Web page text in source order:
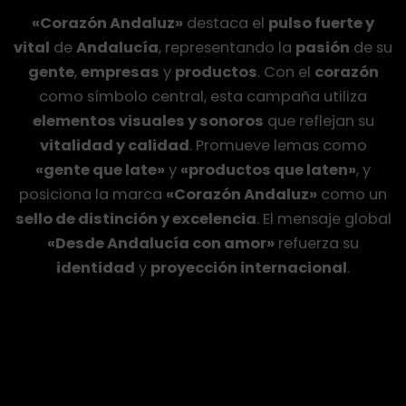
Video
corporativo
Corazón
Andaluz
«Corazón Andaluz» destaca el pulso fuerte y
vital deAndalucía, representando la pasión de su
gente,empresas y productos. Con el corazón
como símbolo central, esta campaña utiliza
elementos visuales y sonoros que reflejan su
vitalidad y calidad. Promueve lemas como
«gente que late» y «productos que laten», y
posiciona la marca «Corazón Andaluz» como un
sello de distinción y excelencia. El mensaje global
«Desde Andalucía con amor» refuerza su
identidad y proyección internacional.